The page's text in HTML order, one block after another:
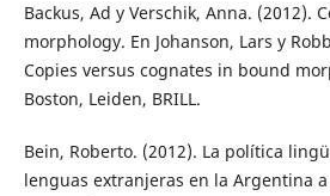
Backus, Ad y Verschik, Anna. (2012).
morphology. En Johanson, Lars y
Copies versus cognates in bound
Boston, Leiden, BRILL.
Bein, Roberto. (2012). La política
lenguas extranjeras en la Argentina